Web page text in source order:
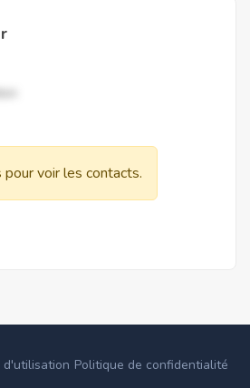
pour voir les contacts.
d'utilisation Politique de confidentialité